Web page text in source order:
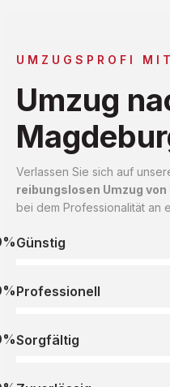
UMZUGSPROFI
Umzug
Verlassen Sie sich auf
reibungslosen Umzug
bei dem Professionalität an
Günstig
Professionell
Sorgfältig